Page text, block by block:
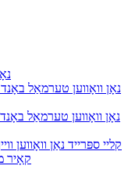
נאָן וואָווען טערמאַל
נאָן וואָווען טערמאַל
קליי ספּרייד נאַן וואָווען
קאָיר